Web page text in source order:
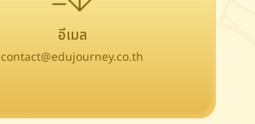
อีเมล
contact@edujourney.co.th